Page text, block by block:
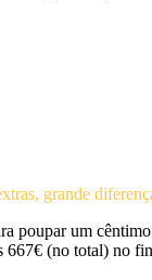
grande
poupar um
667€ (no total) no